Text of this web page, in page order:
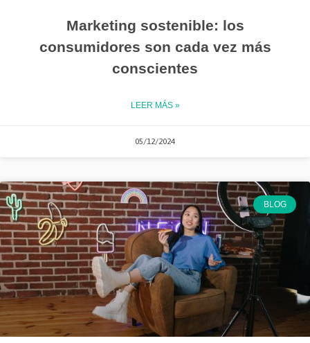
Marketing sostenible: los
consumidores son cada vez más
conscientes
LEER MÁS »
05/12/2024
BLOG